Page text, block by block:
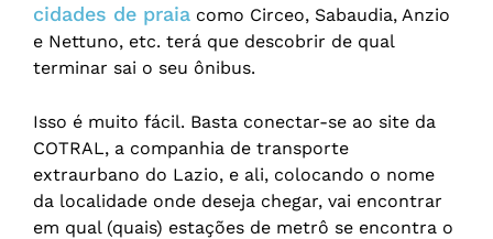
cidades de praia como Circeo, Sabaudia, Anzio
e Nettuno, etc. terá que descobrir de qual
terminar sai o seu ônibus.
Isso é muito fácil. Basta conectar-se ao site da
COTRAL, a companhia de transporte
extraurbano do Lazio, e ali, colocando o nome
da localidade onde deseja chegar, vai encontrar
em qual (quais) estações de metrô se encontra o